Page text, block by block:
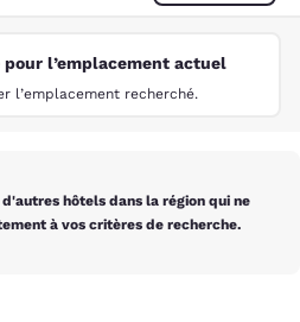
l’emplacement actuel
l’emplacement recherché.
hôtels dans la région qui ne
à vos critères de recherche.